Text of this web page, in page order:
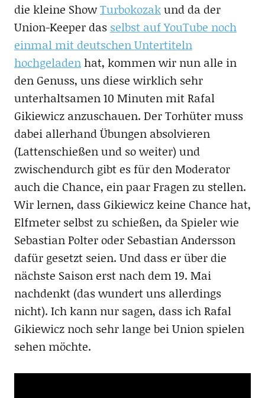
die kleine ShowTurbokozakund da der
Union-Keeper das selbst auf YouTube noch
einmal mit deutschen Untertiteln
hochgeladenhat, kommen wir nun alle in
den Genuss, uns diese wirklich sehr
unterhaltsamen 10 Minuten mit Rafal
Gikiewicz anzuschauen. Der Torhüter muss
dabei allerhand Übungen absolvieren
(Lattenschießen und so weiter) und
zwischendurch gibt es für den Moderator
auch die Chance, ein paar Fragen zu stellen.
Wir lernen, dass Gikiewicz keine Chance hat,
Elfmeter selbst zu schießen, da Spieler wie
Sebastian Polter oder Sebastian Andersson
dafür gesetzt seien. Und dass er über die
nächste Saison erst nach dem 19. Mai
nachdenkt (das wundert uns allerdings
nicht). Ich kann nur sagen, dass ich Rafal
Gikiewicz noch sehr lange bei Union spielen
sehen möchte.